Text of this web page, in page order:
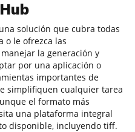
solución que cubra todas
o le ofrezca las
la generación y
por una aplicación o
importantes de
simplifiquen cualquier tarea
el formato más
una plataforma integral
disponible, incluyendo tiff.